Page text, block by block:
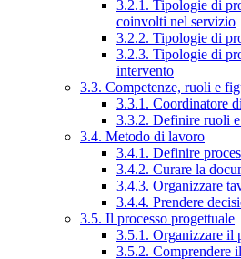
3.2.1. Tipologie di
coinvolti nel servizio
3.2.2. Tipologie di
3.2.3. Tipologie di
intervento
3.3. Competenze, ruoli e
3.3.1. Coordinatore
3.3.2. Definire ruoli
3.4. Metodo di lavoro
3.4.1. Definire
3.4.2. Curare la
3.4.3. Organizzare
3.4.4. Prendere
3.5. Il processo progettuale
3.5.1. Organizzare il
3.5.2. Comprendere